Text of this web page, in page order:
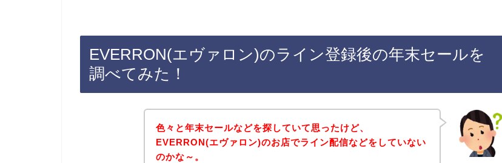
EVERRON(エヴァロン)のライン登録後の年末セールを
調べてみた！
色々と年末セールなどを探していて思ったけど、
EVERRON(エヴァロン)のお店でライン配信などをしていない
のかな～。